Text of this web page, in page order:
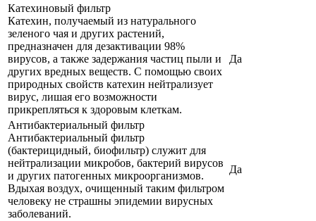
Катехиновый фильтр
Катехин, получаемый из натурального
зеленого чая и других растений,
предназначен для дезактивации 98%
вирусов, а также задержания частиц пыли и
других вредных веществ. С помощью своих
природных свойств катехин нейтрализует
вирус, лишая его возможности
прикрепляться к здоровым клеткам.
Да
Антибактериальный фильтр
Антибактериальный фильтр
(бактерицидный, биофильтр) служит для
нейтрализации микробов, бактерий вирусов
и других патогенных микроорганизмов.
Вдыхая воздух, очищенный таким фильтром
человеку не страшны эпидемии вирусных
заболеваний.
Да